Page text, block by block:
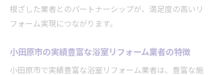
根ざした業者とのパートナーシップが、満足度の高いリ
フォーム実現につながります。
小田原市の実績豊富な浴室リフォーム業者の特徴
小田原市で実績豊富な浴室リフォーム業者は、豊富な施